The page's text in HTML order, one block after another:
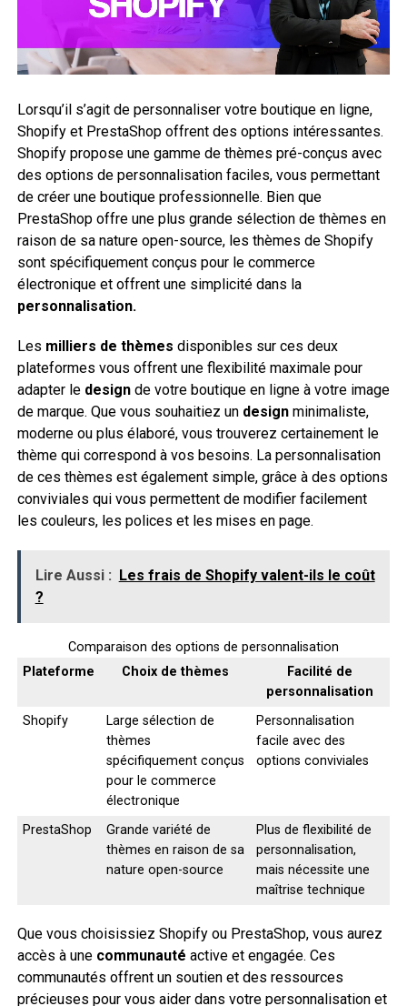
Lorsqu’il s’agit de personnaliser votre boutique en ligne,
Shopify et PrestaShop offrent des options intéressantes.
Shopify propose une gamme de thèmes pré-conçus avec
des options de personnalisation faciles, vous permettant
de créer une boutique professionnelle. Bien que
PrestaShop offre une plus grande sélection de thèmes en
raison de sa nature open-source, les thèmes de Shopify
sont spécifiquement conçus pour le commerce
électronique et offrent une simplicité dans la
personnalisation.
Les milliers de thèmes disponibles sur ces deux
plateformes vous offrent une flexibilité maximale pour
adapter le designde votre boutique en ligne à votre image
de marque. Que vous souhaitiez un designminimaliste,
moderne ou plus élaboré, vous trouverez certainement le
thème qui correspond à vos besoins. La personnalisation
de ces thèmes est également simple, grâce à des options
conviviales qui vous permettent de modifier facilement
les couleurs, les polices et les mises en page.
Lire Aussi : Les frais de Shopify valent-ils le coût
?
Comparaison des options de personnalisation
Plateforme
Choix de thèmes
Facilité de
personnalisation
Shopify
Large sélection de
thèmes
spécifiquement conçus
pour le commerce
électronique
Personnalisation
facile avec des
options conviviales
PrestaShop
Grande variété de
thèmes en raison de sa
nature open-source
Plus de flexibilité de
personnalisation,
mais nécessite une
maîtrise technique
Que vous choisissiez Shopify ou PrestaShop, vous aurez
accès à une communauté active et engagée. Ces
communautés offrent un soutien et des ressources
précieuses pour vous aider dans votre personnalisation et